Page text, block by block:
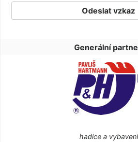
Generální
hadice a vybavení